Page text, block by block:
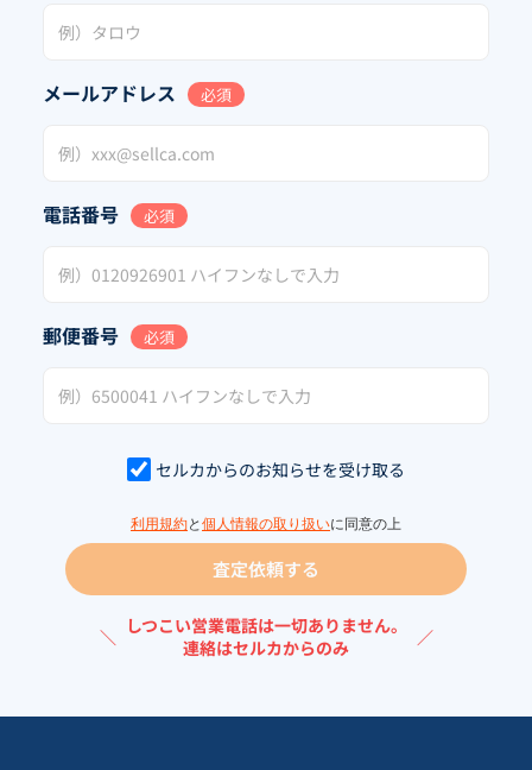
メールアドレス 必須
電話番号 必須
郵便番号 必須
セルカからのお知らせを受け取る
利用規約と 個人情報の取り扱いに同意の上
査定依頼する
＼ しつこい営業電話は一切ありません。
連絡はセルカからのみ
／